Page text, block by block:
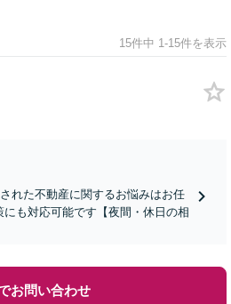
15件中 1-15件を表示
れた不動産に関するお悩みはお任
も対応可能です【夜間・休日の相
お問い合わせ